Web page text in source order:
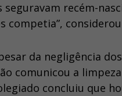
recém-
competia”,
da negligência
comunicou a
concluiu que